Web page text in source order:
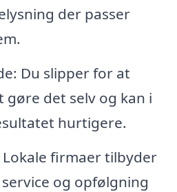
der passer
Du slipper for at
gøre det selv og kan i
hurtigere.
Lokale firmaer tilbyder
og opfølgning